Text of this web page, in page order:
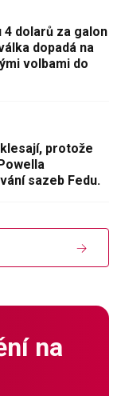
4 dolarů za galon
dopadá na
volbami do
protože
sazeb Fedu.
na